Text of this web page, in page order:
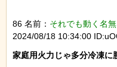
86 名前： それでも動く名
2024/08/18 10:34:00
家庭用火力じゃ多分冷凍に